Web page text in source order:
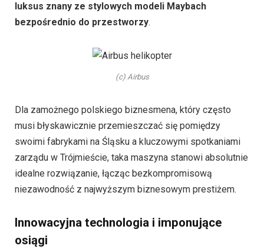
luksus znany ze stylowych modeli Maybach
bezpośrednio do przestworzy.
(c) Airbus
Dla zamożnego polskiego biznesmena, który często
musi błyskawicznie przemieszczać się pomiędzy
swoimi fabrykami na Śląsku a kluczowymi spotkaniami
zarządu w Trójmieście, taka maszyna stanowi absolutnie
idealne rozwiązanie, łącząc bezkompromisową
niezawodność z najwyższym biznesowym prestiżem.
Innowacyjna technologia i imponujące
osiągi